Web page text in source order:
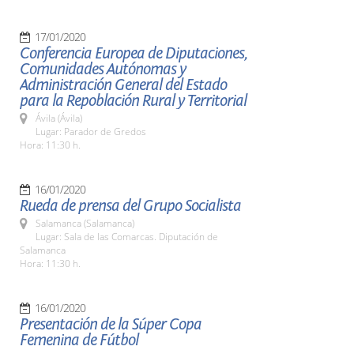
17/01/2020
Conferencia Europea de Diputaciones,
Comunidades Autónomas y
Administración General del Estado
para la Repoblación Rural y Territorial
Ávila (Ávila)
Lugar: Parador de Gredos
Hora: 11:30 h.
16/01/2020
Rueda de prensa del Grupo Socialista
Salamanca (Salamanca)
Lugar: Sala de las Comarcas. Diputación de
Salamanca
Hora: 11:30 h.
16/01/2020
Presentación de la Súper Copa
Femenina de Fútbol